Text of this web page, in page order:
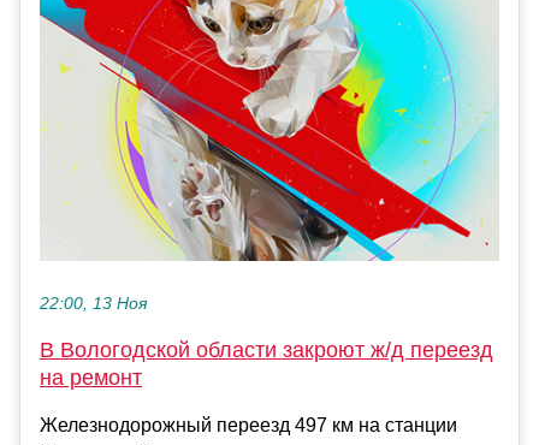
22:00, 13 Ноя
В Вологодской области закроют ж/д переезд
на ремонт
Железнодорожный переезд 497 км на станции